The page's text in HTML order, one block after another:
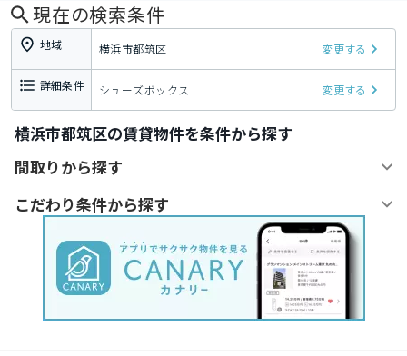
現在の検索条件
地域 横浜市都筑区 変更する
詳細条件 シューズボックス 変更する
横浜市都筑区の賃貸物件を条件から探す
間取りから探す
こだわり条件から探す